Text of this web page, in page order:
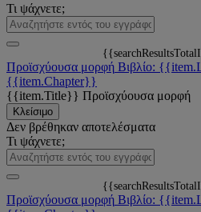
Τι ψάχνετε;
Προϊσχύουσα μορφή Βιβλίο:
{{item.Chapter}}
{{item.Title}} Προϊσχύουσα μορφή
Κλείσιμο
Δεν βρέθηκαν αποτελέσματα
Τι ψάχνετε;
Προϊσχύουσα μορφή Βιβλίο: